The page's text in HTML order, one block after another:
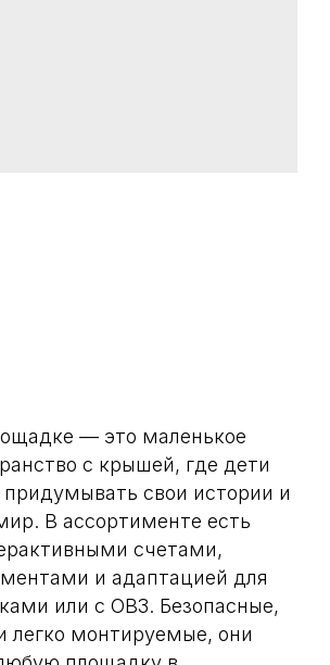
— это маленькое
с крышей, где дети
придумывать свои истории и
В ассортименте есть
счетами,
и адаптацией для
или с ОВЗ. Безопасные,
легко монтируемые, они